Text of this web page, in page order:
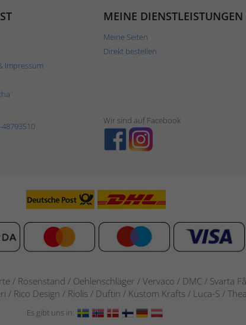
Impressum
MEINE DIENSTLEISTUNGEN
Meine Seiten
Direkt bestellen
48793510
Wir sind auf Facebook
/ Rosenstand / Oehlenschläger / Vervaco / DMC / Svarta
/ Rico Design / Riolis / Duftin / Kustom Krafts / Luca-S /
Es gibt uns in: